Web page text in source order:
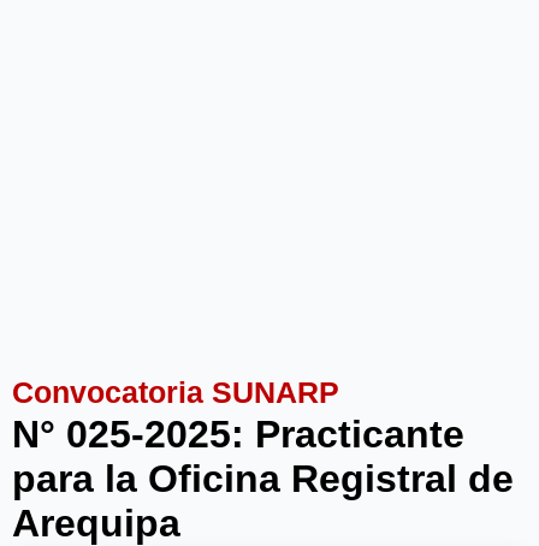
Convocatoria SUNARP
N° 025-2025: Practicante
para la Oficina Registral de
Arequipa